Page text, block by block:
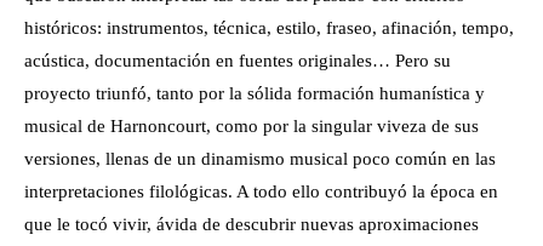
históricos: instrumentos, técnica, estilo, fraseo, afinación, tempo,
acústica, documentación en fuentes originales… Pero su
proyecto triunfó, tanto por la sólida formación humanística y
musical de Harnoncourt, como por la singular viveza de sus
versiones, llenas de un dinamismo musical poco común en las
interpretaciones filológicas. A todo ello contribuyó la época en
que le tocó vivir, ávida de descubrir nuevas aproximaciones